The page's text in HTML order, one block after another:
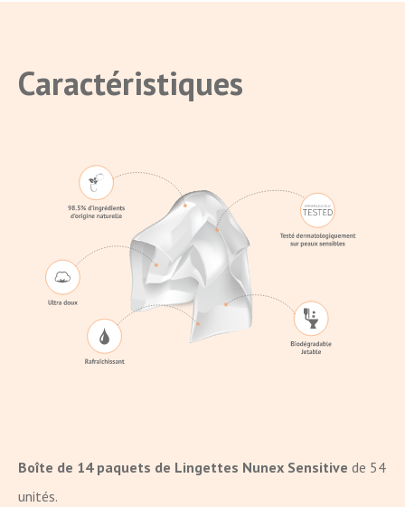
Caractéristiques
Boîte de 14 paquets de Lingettes Nunex Sensitive de 54
unités.